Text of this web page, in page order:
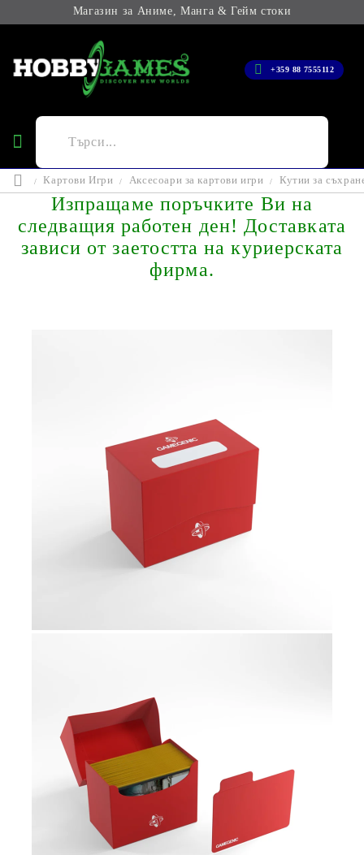
Магазин за Аниме, Манга & Гейм стоки
+359 88 7555112
Картови Игри Аксесоари за картови игри Кутии за
Изпращаме поръчките Ви на
следващия работен ден! Доставката
зависи от заетостта на куриерската
фирма.